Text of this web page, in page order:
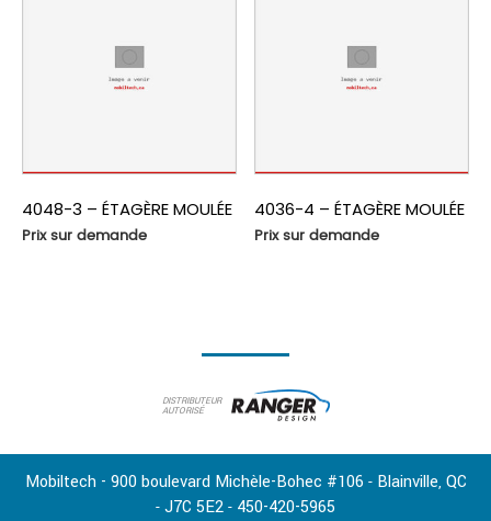
4048-3 – ÉTAGÈRE MOULÉE
Prix sur demande
4036-4 – ÉTAGÈRE MOULÉE
Prix sur demande
DISTRIBUTEUR
AUTORISÉ
Mobiltech - 900 boulevard Michèle-Bohec #106 - Blainville, QC
- J7C 5E2 - 450-420-5965